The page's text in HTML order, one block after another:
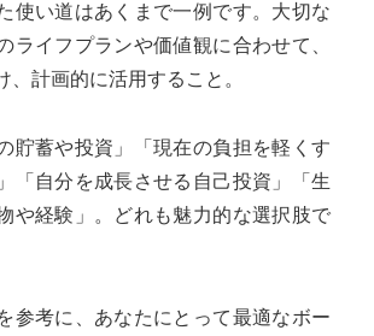
使い道はあくまで一例です。大切な
ライフプランや価値観に合わせて、
、計画的に活用すること。
貯蓄や投資」「現在の負担を軽くす
「自分を成長させる自己投資」「生
や経験」。どれも魅力的な選択肢で
参考に、あなたにとって最適なボー